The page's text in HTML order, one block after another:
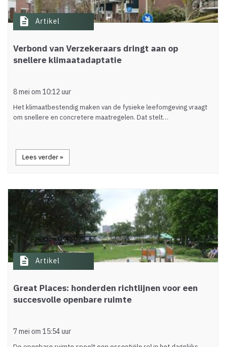
description Artikel
Verbond van Verzekeraars dringt aan op
snellere klimaatadaptatie
8 mei om 10:12 uur
Het klimaatbestendig maken van de fysieke leefomgeving vraagt
om snellere en concretere maatregelen. Dat stelt…
Lees verder »
description Artikel
Great Places: honderden richtlijnen voor een
succesvolle openbare ruimte
7 mei om 15:54 uur